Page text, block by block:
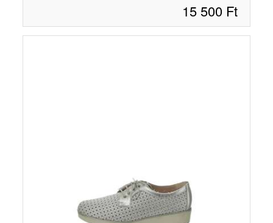
15 500 Ft